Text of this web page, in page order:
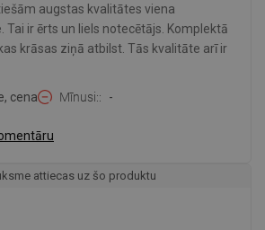
augstas kvalitātes viena
Tai ir ērts un liels notecētājs. Komplektā
krāsas ziņā atbilst. Tās kvalitāte arī ir
cena Mīnusi: -
attiecas uz šo produktu